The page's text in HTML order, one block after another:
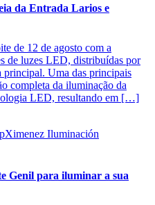
da Entrada Larios e
de 12 de agosto com a
de luzes LED, distribuídas por
principal. Uma das principais
completa da iluminação da
LED, resultando em […]
Ximenez Iluminación
Genil para iluminar a sua